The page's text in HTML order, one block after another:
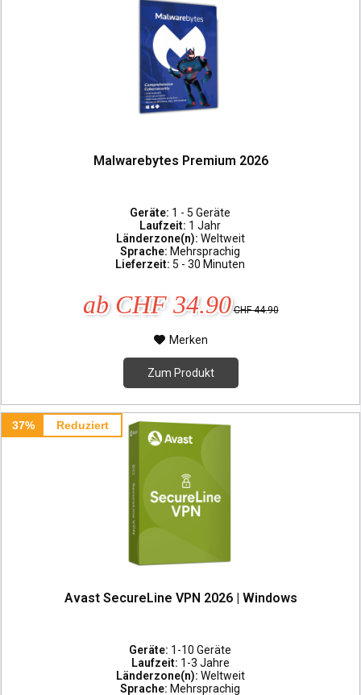
Malwarebytes Premium 2026
Geräte: 1 - 5 Geräte
Laufzeit: 1 Jahr
Länderzone(n): Weltweit
Sprache: Mehrsprachig
Lieferzeit: 5 - 30 Minuten
ab CHF 34.90 CHF 44.90
Merken
Zum Produkt
37% Reduziert
Avast SecureLine VPN 2026 | Windows
Geräte: 1-10 Geräte
Laufzeit: 1-3 Jahre
Länderzone(n): Weltweit
Sprache: Mehrsprachig